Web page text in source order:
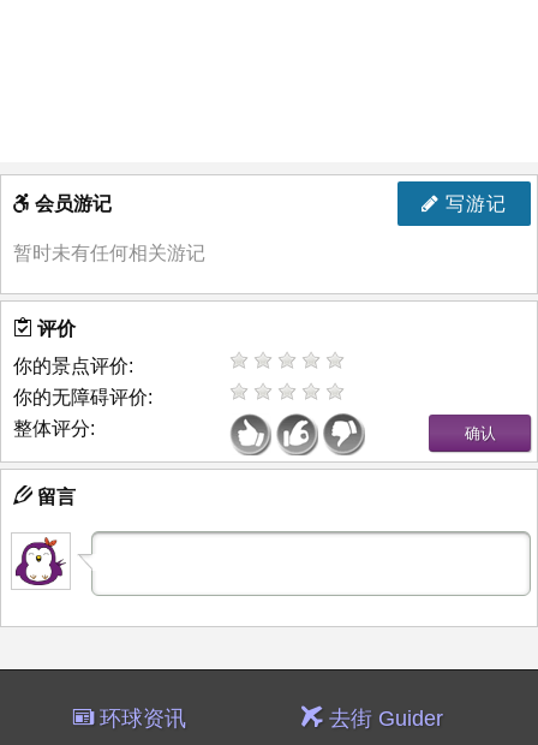
写游记
会员游记
暂时未有任何相关游记
评价
你的景点评价:
你的无障碍评价:
整体评分:
留言
环球资讯 去街 Guider